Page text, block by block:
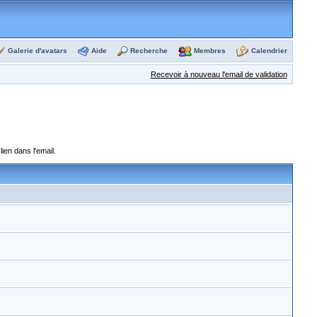
Galerie d'avatars Aide Recherche Membres Calendrier
Recevoir à nouveau l'email de validation
dans l'email.